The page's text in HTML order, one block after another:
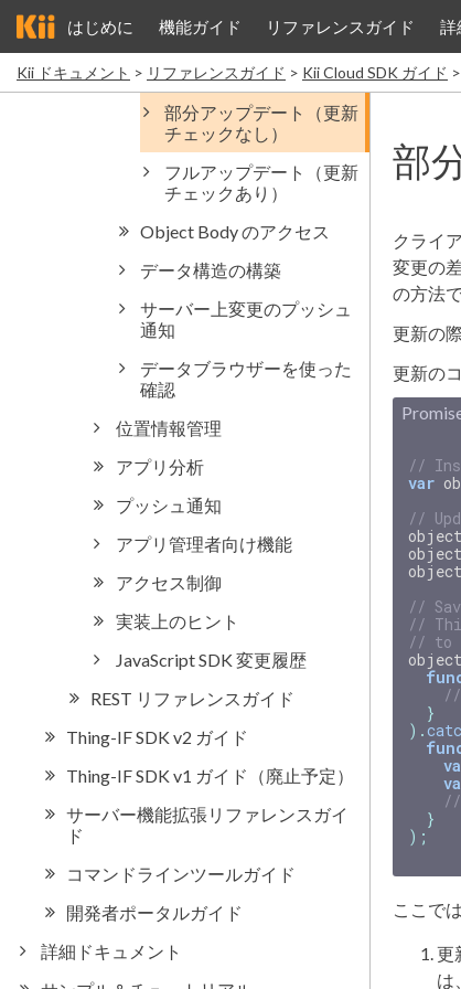
はじめに 機能ガイド リファレンスガイド 詳
Kii ドキュメント リファレンスガイド Kii Cloud SDK ガイド
部
クライ
変更の
の方法
更新の
更新の
//
var
//
//
//
// to
//
}
).
//
}
);
ここで
更
は